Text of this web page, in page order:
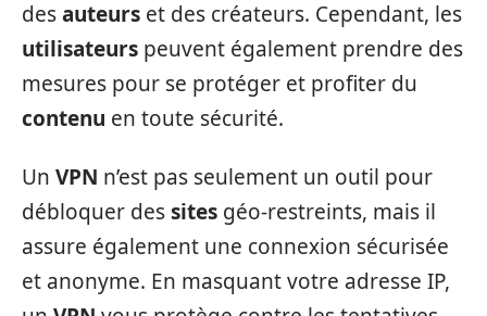
desauteurs et des créateurs. Cependant, les
utilisateurs peuvent également prendre des
mesures pour se protéger et profiter du
contenu en toute sécurité.
Un VPN n’est pas seulement un outil pour
débloquer dessites géo-restreints, mais il
assure également une connexion sécurisée
et anonyme. En masquant votre adresse IP,